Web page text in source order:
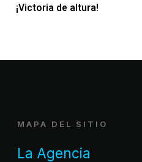
¡Victoria de altura!
MAPA DEL SITIO
La Agencia